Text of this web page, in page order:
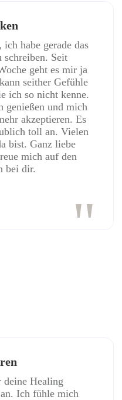
habe gerade das
Seit
geht es mir ja
seither Gefühle
ich so nicht kenne.
genießen und mich
akzeptieren. Es
toll an. Vielen
bist. Ganz liebe
mich auf den
bei dir.
"
Healing
Ich fühle mich